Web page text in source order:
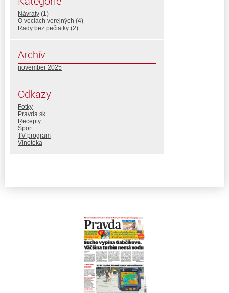
Návraty (1)
O veciach verejných (4)
Rady bez pečiatky (2)
Archív
november 2025
Odkazy
Fotky
Pravda.sk
Recepty
Šport
TV program
Vinotéka